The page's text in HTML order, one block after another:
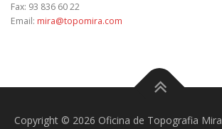
Fax: 93 836 60 22
Email: mira@topomira.com
Copyright © 2026 Oficina de Topografia Mira